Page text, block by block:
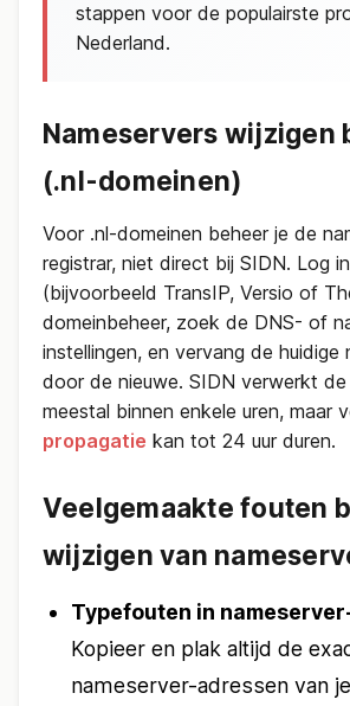
stappen voor de populairste
Nederland.
Nameservers wijzigen
(.nl-domeinen)
Voor .nl-domeinen beheer je de
registrar, niet direct bij SIDN. Log
(bijvoorbeeld TransIP, Versio of
domeinbeheer, zoek de DNS- of
instellingen, en vervang de huidige
door de nieuwe. SIDN verwerkt de
meestal binnen enkele uren, maar
propagatie kan tot 24 uur duren.
Veelgemaakte fouten
wijzigen van
Typefouten in
Kopieer en plak altijd de
nameserver-adressen van